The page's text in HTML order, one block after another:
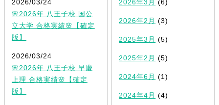
2026/03/24
🌸2026年 八王子校 国公
立大学 合格実績🌸【確定
版】
2026/03/24
🌸2026年 八王子校 早慶
上理 合格実績🌸【確定
版】
2026年3月 (6)
2026年2月 (3)
2025年3月 (5)
2025年2月 (5)
2024年6月 (1)
2024年4月 (4)